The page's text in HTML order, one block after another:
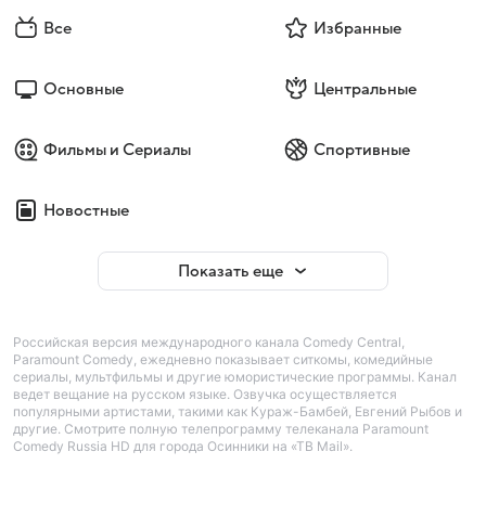
Все Избранные
Основные Центральные
Фильмы и Сериалы Спортивные
Новостные
Показать еще
Российская версия международного канала Comedy Central,
Paramount Comedy, ежедневно показывает ситкомы, комедийные
сериалы, мультфильмы и другие юмористические программы. Канал
ведет вещание на русском языке. Озвучка осуществляется
популярными артистами, такими как Кураж-Бамбей, Евгений Рыбов и
другие. Смотрите полную телепрограмму телеканала Paramount
Comedy Russia HD для города Осинники на «ТВ Mail».